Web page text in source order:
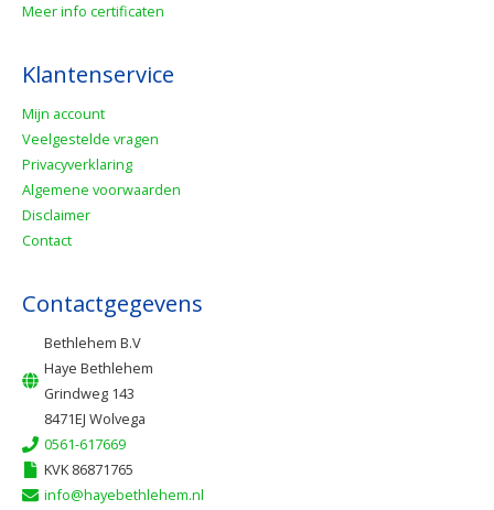
Meer info certificaten
Klantenservice
Mijn account
Veelgestelde vragen
Privacyverklaring
Algemene voorwaarden
Disclaimer
Contact
Contactgegevens
Bethlehem B.V
Haye Bethlehem
Grindweg 143
8471EJ Wolvega
0561-617669
KVK 86871765
info@hayebethlehem.nl